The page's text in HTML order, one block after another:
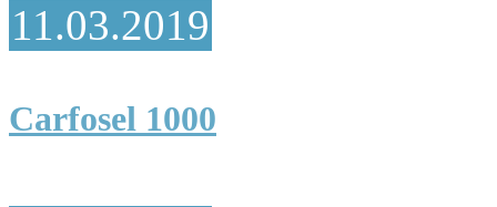
11.03.2019
Carfosel 1000